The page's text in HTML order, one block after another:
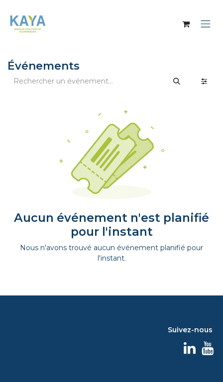
Événements
Aucun événement n'est planifié
pour l'instant
Nous n'avons trouvé aucun événement planifié pour
l'instant.
Suivez-nous